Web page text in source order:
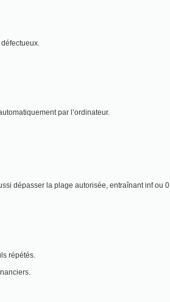
par l’ordinateur.
dépasser la plage autorisée, entraînant inf ou 0.
répétés.